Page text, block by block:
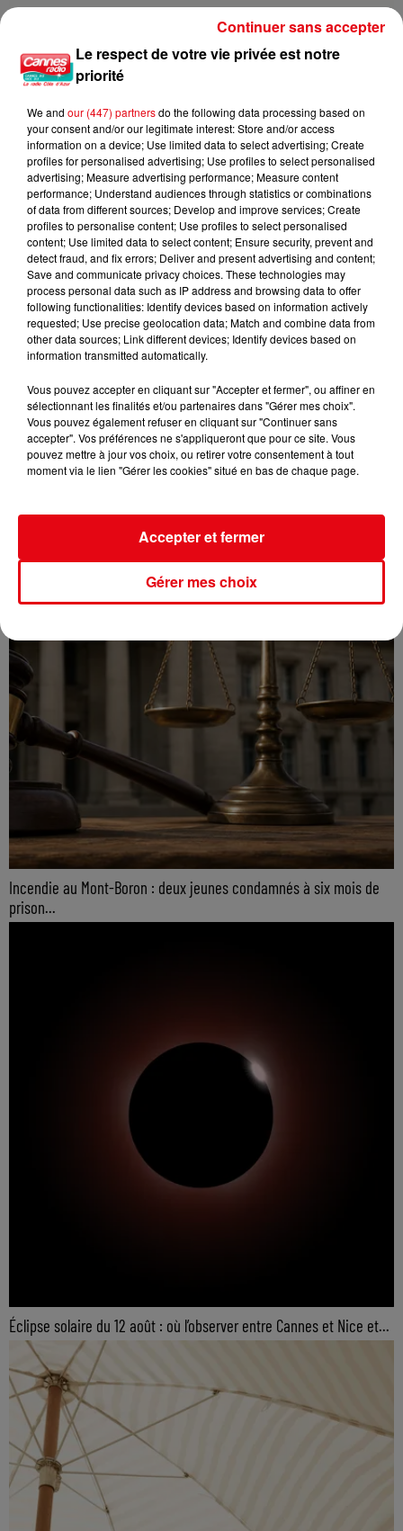
Un séisme ressenti dans la vallée de la Tinée
CANICULE : 12 DÉPARTEMENTS EN VIGILANCE ORANGE CE WEEK-END
Incendie au Mont-Boron : deux jeunes condamnés à six mois de
prison...
Éclipse solaire du 12 août : où l’observer entre Cannes et Nice et...
Le respect de votre vie privée est notre
priorité
We and our (447) partnersdo the following data processing based on
your consent and/or our legitimate interest: Store and/or access
information on a device; Use limited data to select advertising; Create
profiles for personalised advertising; Use profiles to select personalised
advertising; Measure advertising performance; Measure content
performance; Understand audiences through statistics or combinations
of data from different sources; Develop and improve services; Create
profiles to personalise content; Use profiles to select personalised
content; Use limited data to select content; Ensure security, prevent and
detect fraud, and fix errors; Deliver and present advertising and content;
Save and communicate privacy choices. These technologies may
process personal data such as IP address and browsing data to offer
following functionalities: Identify devices based on information actively
requested; Use precise geolocation data; Match and combine data from
other data sources; Link different devices; Identify devices based on
information transmitted automatically.
Vous pouvez accepter en cliquant sur "Accepter et fermer", ou affiner en
sélectionnant les finalités et/ou partenaires dans "Gérer mes choix".
Vous pouvez également refuser en cliquant sur "Continuer sans
accepter". Vos préférences ne s'appliqueront que pour ce site. Vous
pouvez mettre à jour vos choix, ou retirer votre consentement à tout
moment via le lien "Gérer les cookies" situé en bas de chaque page.
Gérer mes choix
Accepter et fermer
Continuer sans accepter